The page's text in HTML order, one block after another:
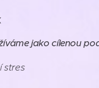
jako cílenou
stres